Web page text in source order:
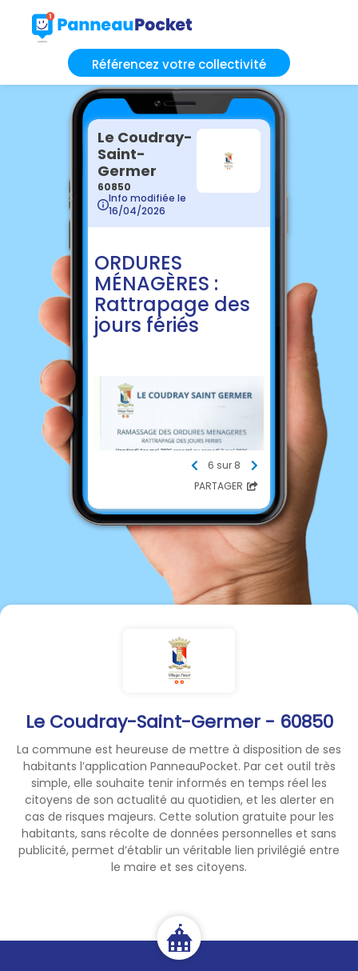
Référencez votre collectivité
Le Coudray-Saint-Germer - 60850
La commune est heureuse de mettre à disposition de ses
habitants l’application PanneauPocket. Par cet outil très
simple, elle souhaite tenir informés en temps réel les
citoyens de son actualité au quotidien, et les alerter en
cas de risques majeurs. Cette solution gratuite pour les
habitants, sans récolte de données personnelles et sans
publicité, permet d’établir un véritable lien privilégié entre
le maire et ses citoyens.
Le Coudray-
Saint-
Germer
60850
Info modifiée le
16/04/2026
ORDURES
MÉNAGÈRES :
Rattrapage des
jours fériés
6 sur 8
PARTAGER